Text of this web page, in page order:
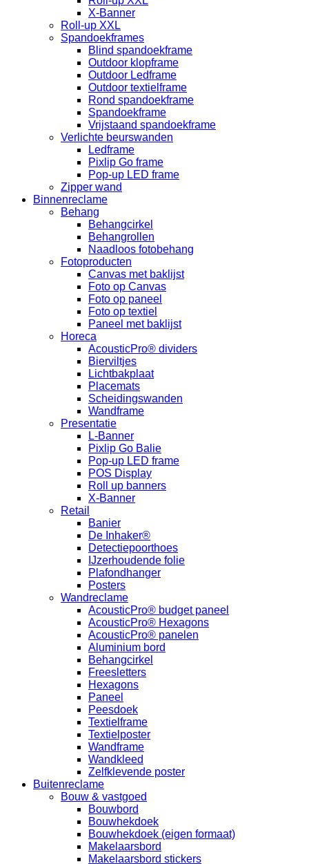
X-Banner
Roll-up XXL
Spandoekframes
Blind spandoekframe
Outdoor klopframe
Outdoor Ledframe
Outdoor textielframe
Rond spandoekframe
Spandoekframe
Vrijstaand spandoekframe
Verlichte beurswanden
Ledframe
Pixlip Go frame
Pop-up LED frame
Zipper wand
Binnenreclame
Behang
Behangcirkel
Behangrollen
Naadloos fotobehang
Fotoproducten
Canvas met baklijst
Foto op Canvas
Foto op paneel
Foto op textiel
Paneel met baklijst
Horeca
AcousticPro® dividers
Bierviltjes
Lichtbakplaat
Placemats
Scheidingswanden
Wandframe
Presentatie
L-Banner
Pixlip Go Balie
Pop-up LED frame
POS Display
Roll up banners
X-Banner
Retail
Banier
De Inhaker®
Detectiepoorthoes
IJzerhoudende folie
Plafondhanger
Posters
Wandreclame
AcousticPro® budget paneel
AcousticPro® Hexagons
AcousticPro® panelen
Aluminium bord
Behangcirkel
Freesletters
Hexagons
Paneel
Peesdoek
Textielframe
Textielposter
Wandframe
Wandkleed
Zelfklevende poster
Buitenreclame
Bouw & vastgoed
Bouwbord
Bouwhekdoek
Bouwhekdoek (eigen formaat)
Makelaarsbord
Makelaarsbord stickers